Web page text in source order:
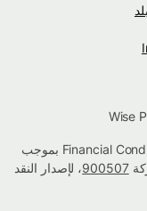
تم اعتماد شركة Wise بواسطة Financial Conduct Authority بموجب
900507، لإصدار النقد